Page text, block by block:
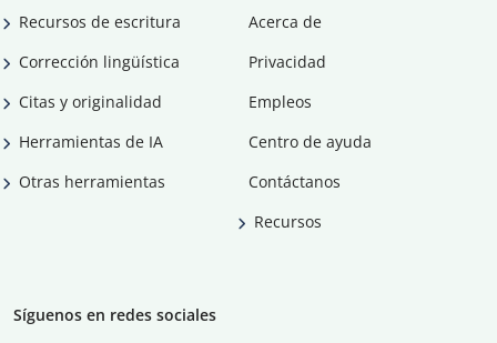
Recursos de escritura
Corrección lingüística
Citas y originalidad
Herramientas de IA
Otras herramientas
Acerca de
Privacidad
Empleos
Centro de ayuda
Contáctanos
Recursos
Síguenos en redes sociales